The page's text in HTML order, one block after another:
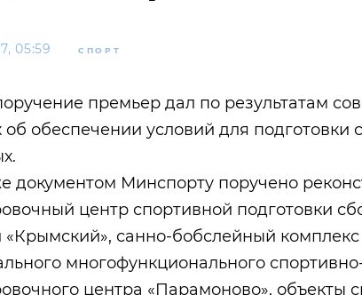
05:59 СПОРТ
премьер дал по результатам
об обеспечении условий для подготовки
документом Минспорту поручено
центр спортивной подготовки
«Крымский», санно-бобслейный комплекс
многофункционального
центра «Парамоново», объекты